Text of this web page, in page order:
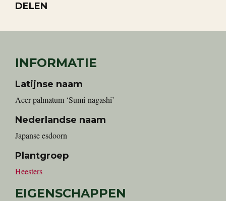
DELEN
INFORMATIE
Latijnse naam
Acer palmatum ‘Sumi-nagashi’
Nederlandse naam
Japanse esdoorn
Plantgroep
Heesters
EIGENSCHAPPEN